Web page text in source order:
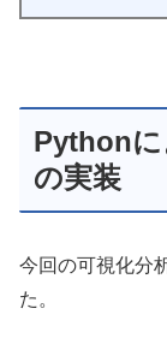
Pythonに
の実装
今回の可視化分
た。